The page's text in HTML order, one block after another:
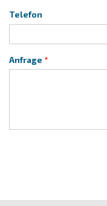
Telefon
Anfrage